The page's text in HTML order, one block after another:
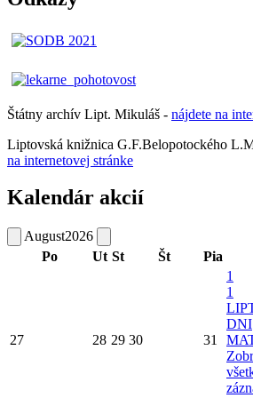
Štátny archív Lipt. Mikuláš - nájdete na
Liptovská knižnica G.F.Belopotockého
na internetovej stránke
Kalendár akcií
August2026
Po
Ut St Št Pia
27 28 29 30 31
1
1
DNI